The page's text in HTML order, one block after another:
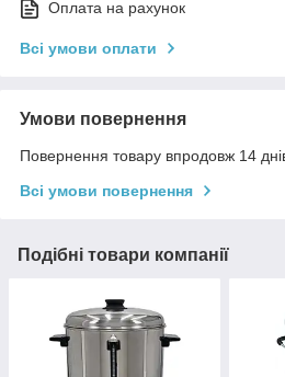
Оплата на рахунок
Всі умови оплати
Умови повернення
Повернення товару впродовж 14
Всі умови повернення
Подібні товари компанії